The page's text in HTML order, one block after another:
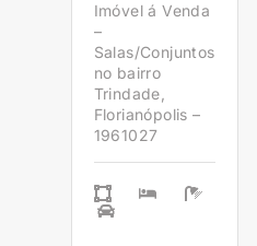
Imóvel á Venda
–
Salas/Conjuntos
no bairro
Trindade,
Florianópolis –
1961027